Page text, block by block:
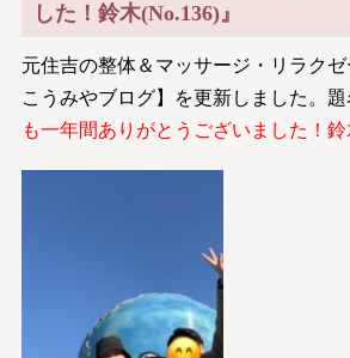
した！鈴木(No.136)』
元住吉の整体＆マッサージ・リラク
こうみやブログ】を更新しました。題
も一年間ありがとうございました！鈴